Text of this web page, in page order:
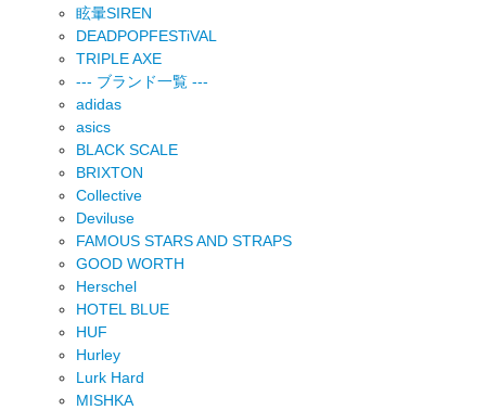
眩暈SIREN
DEADPOPFESTiVAL
TRIPLE AXE
--- ブランド一覧 ---
adidas
asics
BLACK SCALE
BRIXTON
Collective
Deviluse
FAMOUS STARS AND STRAPS
GOOD WORTH
Herschel
HOTEL BLUE
HUF
Hurley
Lurk Hard
MISHKA